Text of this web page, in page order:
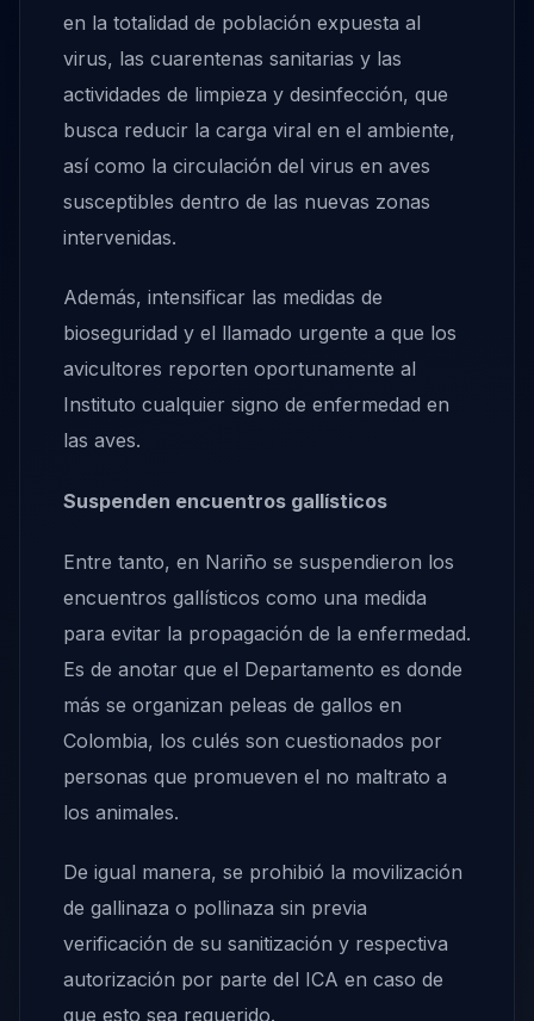
en la totalidad de población expuesta al
virus, las cuarentenas sanitarias y las
actividades de limpieza y desinfección, que
busca reducir la carga viral en el ambiente,
así como la circulación del virus en aves
susceptibles dentro de las nuevas zonas
intervenidas.
Además, intensificar las medidas de
bioseguridad y el llamado urgente a que los
avicultores reporten oportunamente al
Instituto cualquier signo de enfermedad en
las aves.
Suspenden encuentros gallísticos
Entre tanto, en Nariño se suspendieron los
encuentros gallísticos como una medida
para evitar la propagación de la enfermedad.
Es de anotar que el Departamento es donde
más se organizan peleas de gallos en
Colombia, los culés son cuestionados por
personas que promueven el no maltrato a
los animales.
De igual manera, se prohibió la movilización
de gallinaza o pollinaza sin previa
verificación de su sanitización y respectiva
autorización por parte del ICA en caso de
que esto sea requerido.